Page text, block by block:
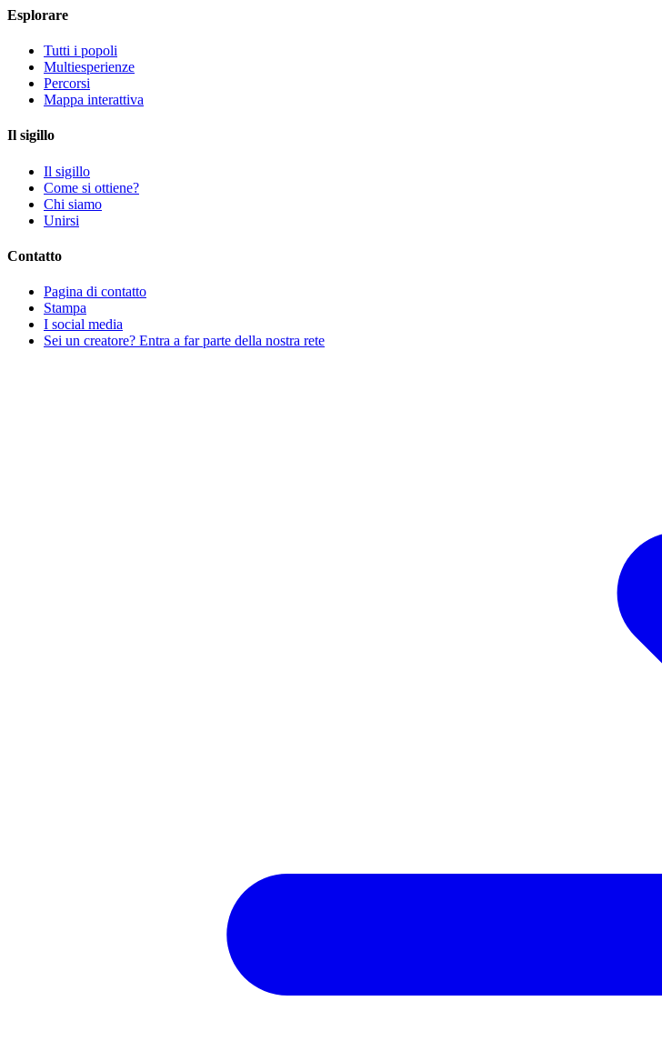
Esplorare
Tutti i popoli
Multiesperienze
Percorsi
Mappa interattiva
Il sigillo
Il sigillo
Come si ottiene?
Chi siamo
Unirsi
Contatto
Pagina di contatto
Stampa
I social media
Sei un creatore? Entra a far parte della nostra rete